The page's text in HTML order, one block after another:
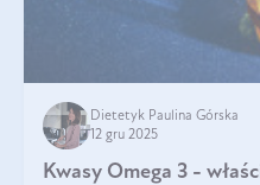
Dietetyk Paulina Górska
12 gru 2025
Kwasy Omega 3 -